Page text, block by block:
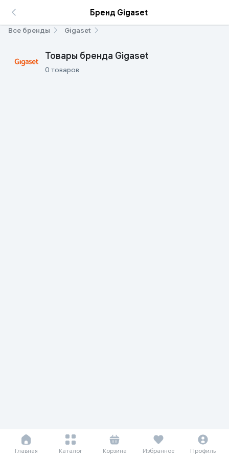
Бренд Gigaset
Все бренды Gigaset
Товары бренда Gigaset
0 товаров
Главная Каталог Корзина Избранное Профиль